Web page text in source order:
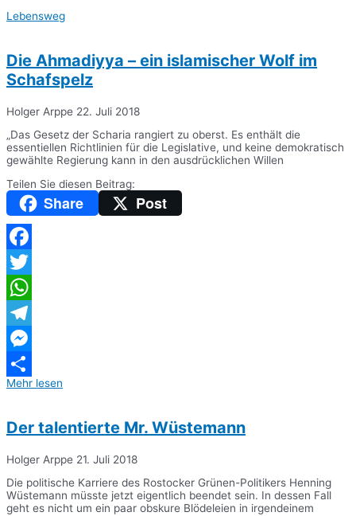
Lebensweg
Die Ahmadiyya – ein islamischer Wolf im
Schafspelz
Holger Arppe 22. Juli 2018
„Das Gesetz der Scharia rangiert zu oberst. Es enthält die
essentiellen Richtlinien für die Legislative, und keine demokratisch
gewählte Regierung kann in den ausdrücklichen Willen
Teilen Sie diesen Beitrag:
Share Post
Facebook
Twitter
WhatsApp
Telegram
Messenger
Teilen
Mehr lesen
Der talentierte Mr. Wüstemann
Holger Arppe 21. Juli 2018
Die politische Karriere des Rostocker Grünen-Politikers Henning
Wüstemann müsste jetzt eigentlich beendet sein. In dessen Fall
geht es nicht um ein paar obskure Blödeleien in irgendeinem